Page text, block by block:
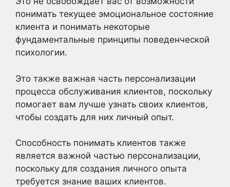
понимать текущее эмоциональное состояние
клиента и понимать некоторые
фундаментальные принципы поведенческой
психологии.
Это также важная часть персонализации
процесса обслуживания клиентов, поскольку
помогает вам лучше узнать своих клиентов,
чтобы создать для них личный опыт.
Способность понимать клиентов также
является важной частью персонализации,
поскольку для создания личного опыта
требуется знание ваших клиентов.